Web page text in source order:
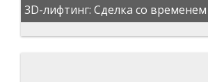
3D-лифтинг: Сделка со временем